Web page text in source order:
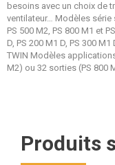
besoins avec un choix de
ventilateur… Modèles série
PS 500 M2, PS 800 M1 et
D, PS 200 M1 D, PS 300
TWIN Modèles
M2) ou 32 sorties (PS 800
Produits